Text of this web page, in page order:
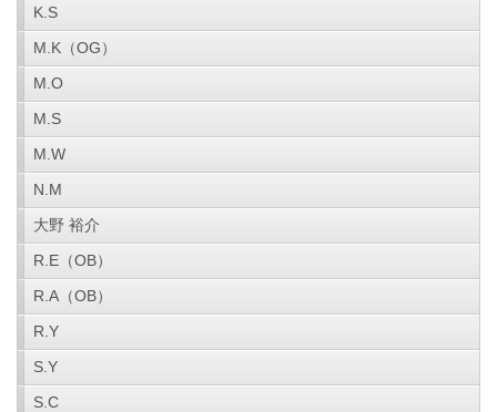
K.S
M.K（OG）
M.O
M.S
M.W
N.M
大野 裕介
R.E（OB）
R.A（OB）
R.Y
S.Y
S.C